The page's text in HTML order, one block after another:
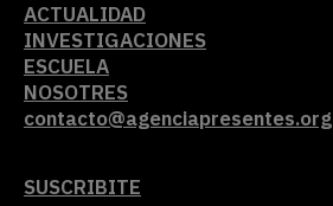
ACTUALIDAD
INVESTIGACIONES
ESCUELA
NOSOTRES
contacto@agenciapresentes.org
SUSCRIBITE